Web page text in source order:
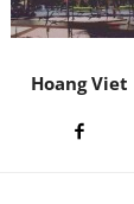
Hoang Viet